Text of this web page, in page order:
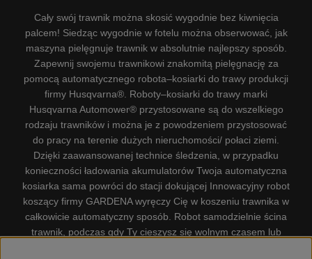
Cały swój trawnik można skosić wygodnie bez kiwnięcia
palcem! Siedząc wygodnie w fotelu można obserwować, jak
maszyna pielęgnuje trawnik w absolutnie najlepszy sposób.
Zapewnij swojemu trawnikowi znakomitą pielęgnację za
pomocą automatycznego robota–kosiarki do trawy produkcji
firmy Husqvarna®. Roboty–kosiarki do trawy marki
Husqvarna Automower® przystosowane są do wszelkiego
rodzaju trawników i można je z powodzeniem przystosować
do pracy na terenie dużych nieruchomości/ połaci ziemi.
Dzięki zaawansowanej technice śledzenia, w przypadku
konieczności ładowania akumulatorów Twoja automatyczna
kosiarka sama powróci do stacji dokującej Innowacyjny robot
koszący firmy GARDENA wyręczy Cię w koszeniu trawnika w
całkowicie automatyczny sposób. Robot samodzielnie ścina
trawnik, podczas gdy Ty cieszysz się wolnym czasem lub